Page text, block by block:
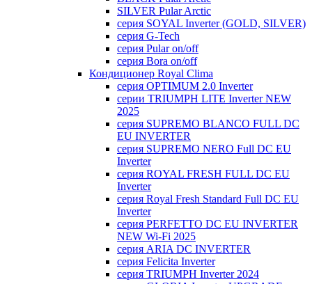
SILVER Pular Arctic
серия SOYAL Inverter (GOLD, SILVER)
серия G-Tech
серия Pular on/off
серия Bora on/off
Кондиционер Royal Clima
серия OPTIMUM 2.0 Inverter
серии TRIUMPH LITE Inverter NEW
2025
серия SUPREMO BLANCO FULL DC
EU INVERTER
серия SUPREMO NERO Full DC EU
Inverter
серия ROYAL FRESH FULL DC EU
Inverter
серия Royal Fresh Standard Full DC EU
Inverter
серия PERFETTO DC EU INVERTER
NEW Wi-Fi 2025
серия ARIA DC INVERTER
серия Felicita Inverter
серия TRIUMPH Inverter 2024